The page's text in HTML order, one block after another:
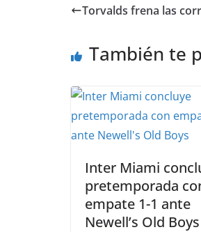
Torvalds frena las
También te
Inter Miami
pretemporada
empate 1-1 ante
Newell’s Old Boys